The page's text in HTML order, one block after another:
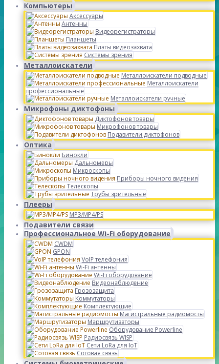
Компьютеры
Аксессуары
Антенны
Видеорегистраторы
Планшеты
Платы видеозахвата
Системы зрения
Металлоискатели
Металлоискатели подводные
Металлоискатели
профессиональные
Металлоискатели ручные
Микрофоны диктофоны
Диктофонов товары
Микрофонов товары
Подавители диктофонов
Оптика
Бинокли
Дальномеры
Микроскопы
Приборы ночного видения
Телескопы
Трубы зрительные
Плееры
MP3/MP4/PS
Подавители связи
Профессиональное Wi-Fi оборудование
CWDM
GPON
VoIP телефония
Wi-Fi антенны
Wi-Fi оборудование
Видеонаблюдение
Грозозащита
Коммутаторы
Комплектующие
Магистральные радиомосты
Маршрутизаторы
Оборудование Powerline
Радиосвязь WISP
Сети LoRa для IoT
Сотовая связь